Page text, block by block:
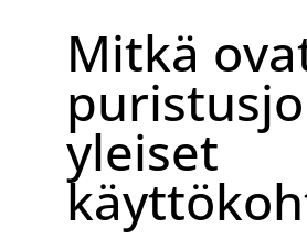
Mitkä
yleiset